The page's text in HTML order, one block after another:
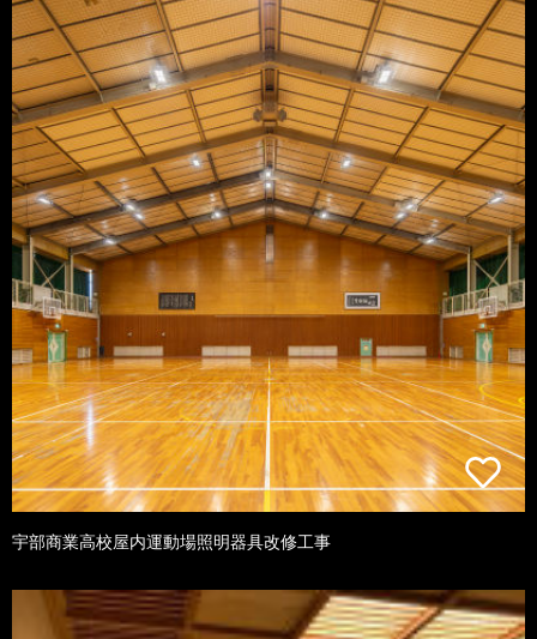
宇部商業高校屋内運動場照明器具改修工事